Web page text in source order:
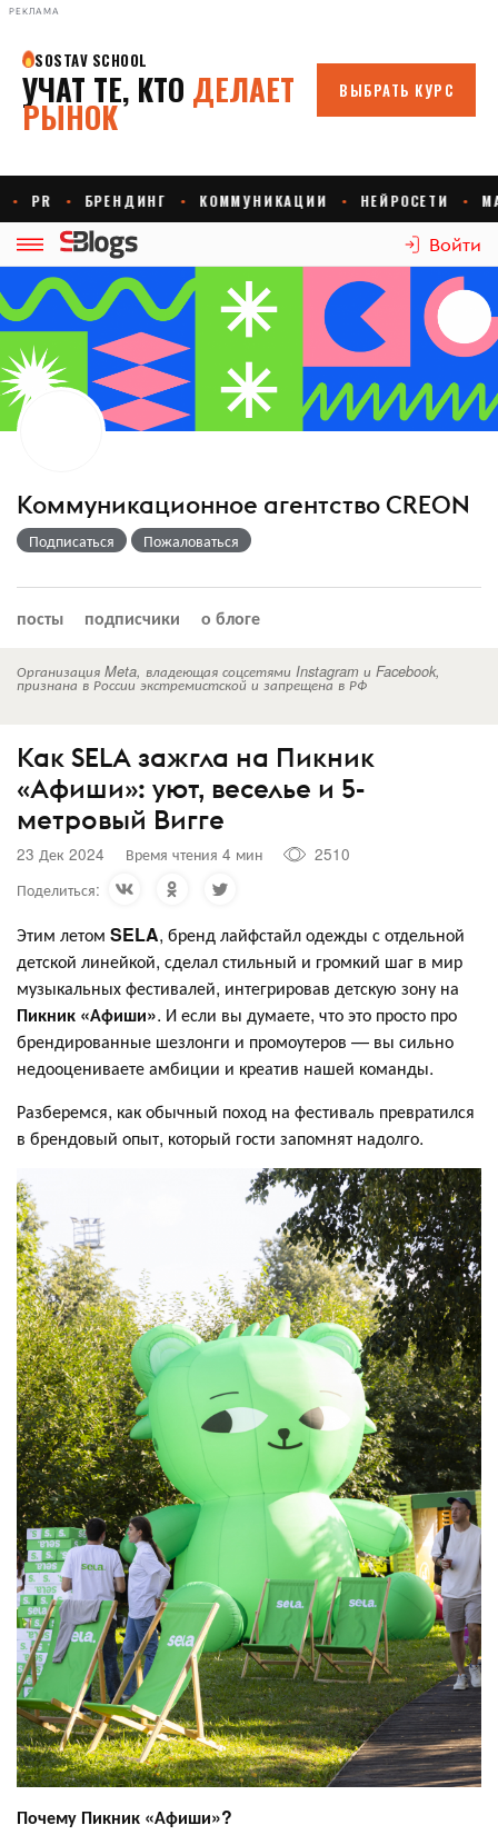
РЕКЛАМА
Войти
Коммуникационное агентство CREON
Подписаться Пожаловаться
посты подписчики о блоге
Организация Meta, владеющая соцсетями Instagram и Facebook,
признана в России экстремистской и запрещена в РФ
Как SELA зажгла на Пикник
«Афиши»: уют, веселье и 5-
метровый Вигге
23 Дек 2024 Время чтения 4 мин
2510
Поделиться:
Этим летом SELA, бренд лайфстайл одежды с отдельной
детской линейкой, сделал стильный и громкий шаг в мир
музыкальных фестивалей, интегрировав детскую зону на
Пикник «Афиши». И если вы думаете, что это просто про
брендированные шезлонги и промоутеров — вы сильно
недооцениваете амбиции и креатив нашей команды.
Разберемся, как обычный поход на фестиваль превратился
в брендовый опыт, который гости запомнят надолго.
Почему Пикник «Афиши»?